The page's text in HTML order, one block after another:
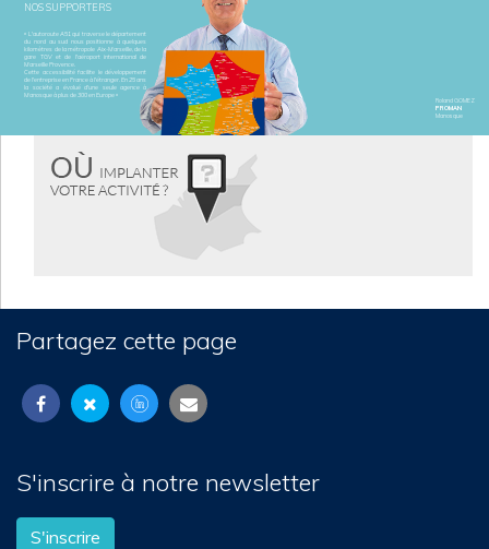
NOS SUPPORTERS
« L'autoroute A51 qui traverse le département
du nord au sud nous positionne à quelques
kilomètres de la métropole Aix-Marseille, de la
gare TGV et de l'aéroport international de
Marseille Provence.
Cette accessibilité facilite le développement
de l'entreprise en France à l'étranger. En 25 ans
la société a évolué d'une seule agence à
Manosque à plus de 300 en Europe »
Roland GOMEZ
PROMAN
Manosque
Partagez cette page
S'inscrire à notre newsletter
S'inscrire